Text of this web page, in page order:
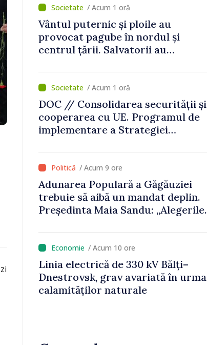
/ Acum 1 oră
Vântul puternic și ploile au
provocat pagube în nordul și
centrul țării. Salvatorii au
/ Acum 1 oră
DOC // Consolidarea securității și
cooperarea cu UE. Programul de
implementare a Strategiei
Monitorul Oficial
/ Acum 9 ore
Adunarea Populară a Găgăuziei
trebuie să aibă un mandat deplin.
Președinta Maia Sandu: „Alegerile
/ Acum 10 ore
Linia electrică de 330 kV Bălți–
Dnestrovsk, grav avariată în urma
calamităților naturale